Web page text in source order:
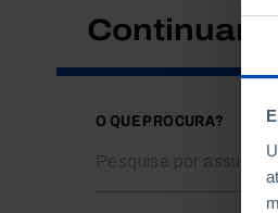
Continuar a
O QUE PROCURA?